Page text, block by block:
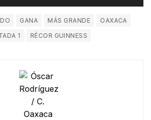
GANA MÁS GRANDE
OAXACA
1 RÉCOR GUINNESS